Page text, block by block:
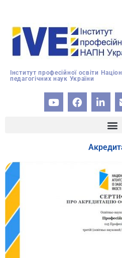
Інститут професійної освіти
педагогічних наук України